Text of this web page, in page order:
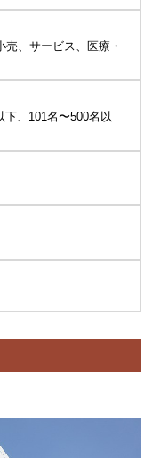
、サービス、医療・
下、101名〜500名以